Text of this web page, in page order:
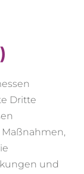
Dritte
und